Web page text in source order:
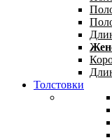
Толстовки